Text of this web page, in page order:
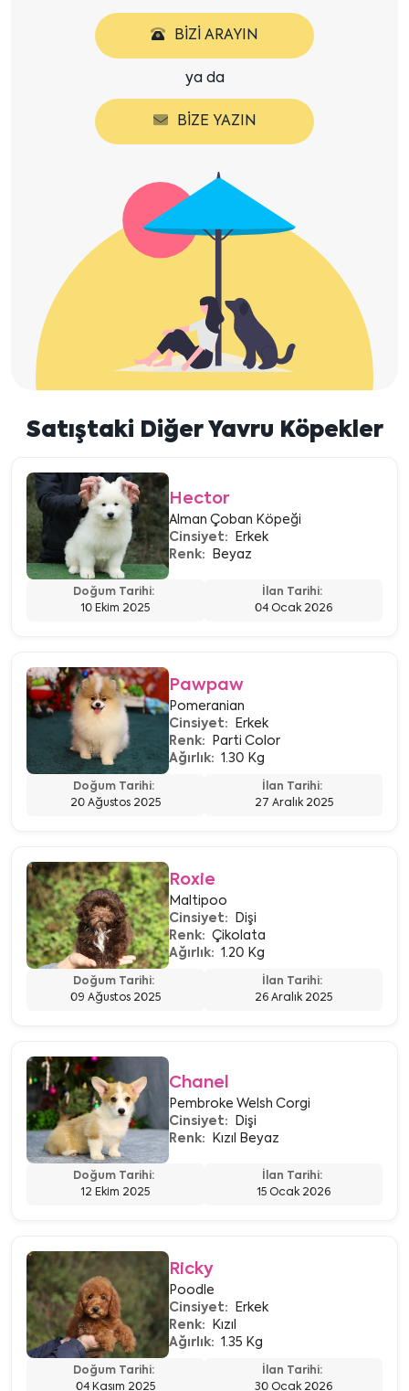
BIZI ARAYIN
ya da
BIZE YAZIN
Satıştaki Diğer Yavru Köpekler
Hector
Alman Çoban Köpeği
Cinsiyet:
Erkek
Renk:
Beyaz
Doğum Tarihi:
10 Ekim 2025
İlan Tarihi:
04 Ocak 2026
Pawpaw
Pomeranian
Cinsiyet:
Erkek
Renk:
Parti Color
Ağırlık: 1.30 Kg
Doğum Tarihi:
20 Ağustos 2025
İlan Tarihi:
27 Aralık 2025
Roxie
Maltipoo
Cinsiyet:
Dişi
Renk: Çikolata
Ağırlık: 1.20 Kg
Doğum Tarihi:
09 Ağustos 2025
İlan Tarihi:
26 Aralık 2025
Chanel
Pembroke Welsh Corgi
Cinsiyet:
Dişi
Renk:
Kızıl Beyaz
Doğum Tarihi:
12 Ekim 2025
İlan Tarihi:
15 Ocak 2026
Ricky
Poodle
Cinsiyet:
Erkek
Renk:
Kızıl
Ağırlık: 1.35 Kg
Doğum Tarihi:
04 Kasım 2025
İlan Tarihi:
30 Ocak 2026